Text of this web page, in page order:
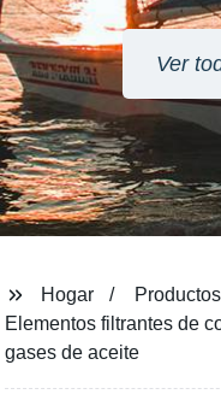
Ver
Hogar
Productos
Elementos filtrantes de
gases de aceite